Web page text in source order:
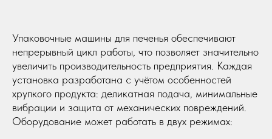
Упаковочные машины для печенья обеспечивают
непрерывный цикл работы, что позволяет значительно
увеличить производительность предприятия. Каждая
установка разработана с учётом особенностей
хрупкого продукта: деликатная подача, минимальные
вибрации и защита от механических повреждений.
Оборудование может работать в двух режимах: